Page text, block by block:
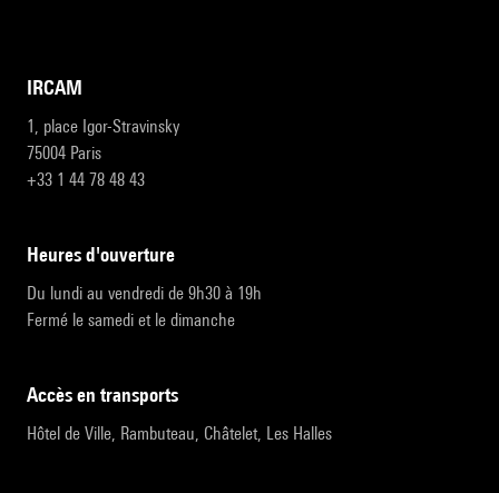
IRCAM
1, place Igor-Stravinsky
75004 Paris
+33 1 44 78 48 43
heures d'ouverture
Du lundi au vendredi de 9h30 à 19h
Fermé le samedi et le dimanche
accès en transports
Hôtel de Ville, Rambuteau, Châtelet, Les Halles